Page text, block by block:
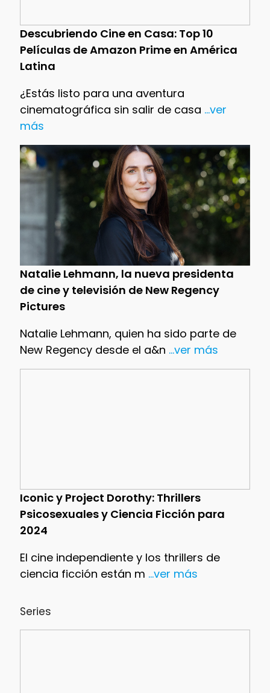
Descubriendo Cine en Casa: Top 10
Películas de Amazon Prime en América
Latina
¿Estás listo para una aventura
cinematográfica sin salir de casa ...ver
más
Natalie Lehmann, la nueva presidenta
de cine y televisión de New Regency
Pictures
Natalie Lehmann, quien ha sido parte de
New Regency desde el a&n ...ver más
Iconic y Project Dorothy: Thrillers
Psicosexuales y Ciencia Ficción para
2024
El cine independiente y los thrillers de
ciencia ficción están m ...ver más
Series